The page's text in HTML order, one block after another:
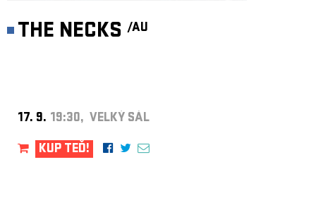
THE NECKS /AU
17. 9. 19:30, VELKÝ SÁL
KUP TEĎ!